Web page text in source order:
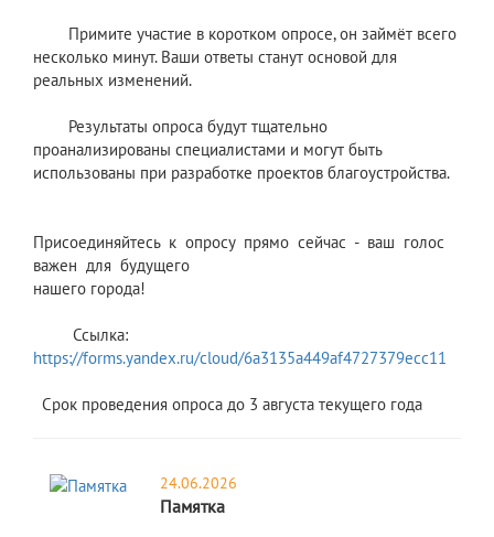
Примите участие в коротком опросе, он займёт всего
несколько минут. Ваши ответы станут основой для
реальных изменений.
Результаты опроса будут тщательно
проанализированы специалистами и могут быть
использованы при разработке проектов благоустройства.
Присоединяйтесь к опросу прямо сейчас - ваш голос
важен для будущего
нашего города!
Ссылка:
https://forms.yandex.ru/cloud/6a3135a449af4727379ecc11
Срок проведения опроса до 3 августа текущего года
24.06.2026
Памятка